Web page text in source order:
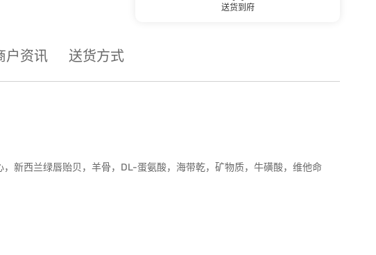
送货到府
户资讯 送货方式
新西兰绿唇贻贝，羊骨，DL-蛋氨酸，海带乾，矿物质，牛磺酸，维他命